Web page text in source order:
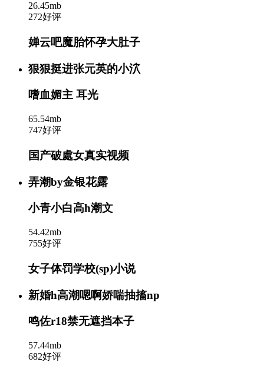
26.45mb
272好评
婵云吧魔胎怀孕大肚子
狠狠挺进张元英的小泬
嗜血媚主 耳光
65.54mb
747好评
国产破處女真实视频
弄潮by金银花露
小青小白高h潮文
54.42mb
755好评
女子体罚学校(sp)小说
新婚h高潮嗯啊娇喘抽搐np
鸣佐r18禁无遮挡本子
57.44mb
682好评